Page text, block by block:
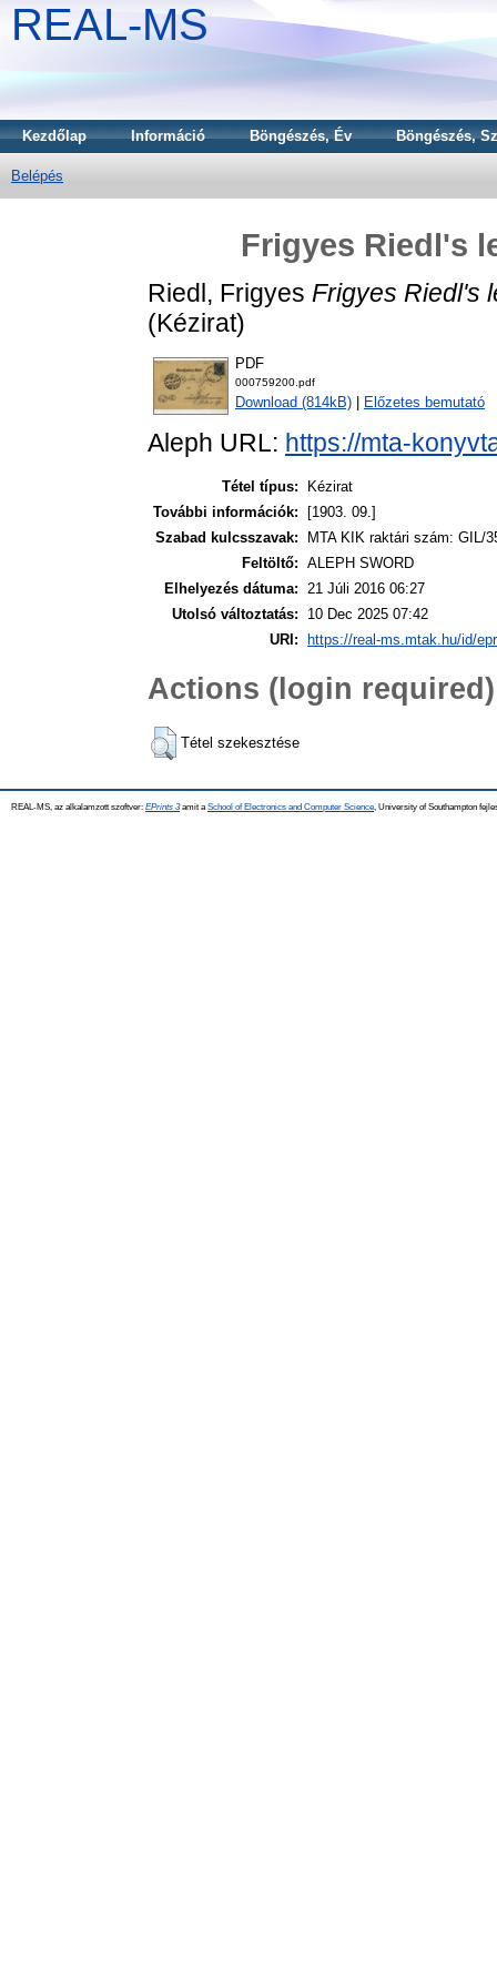
REAL-MS
Kezdőlap Információ Böngészés, Év Böngészés,
Belépés
Frigyes Riedl's
Riedl, Frigyes Frigyes Riedl's
(Kézirat)
PDF
000759200.pdf
Download (814kB) Előzetes bemutató
Aleph URL: https://mta-
Tétel típus:
Kézirat
További információk:
[1903. 09.]
Szabad kulcsszavak:
MTA KIK raktári szám: GIL/
Feltöltő: ALEPH SWORD
Elhelyezés dátuma: 21 Júli 2016 06:27
Utolsó változtatás:
10 Dec 2025 07:42
URI:
https://real-ms.mtak.hu/id/
Actions (login required)
Tétel szekesztése
REAL-MS, az alkalamzott szoftver: EPrints 3amit a School of Electronics and Computer Science , University of Southampton